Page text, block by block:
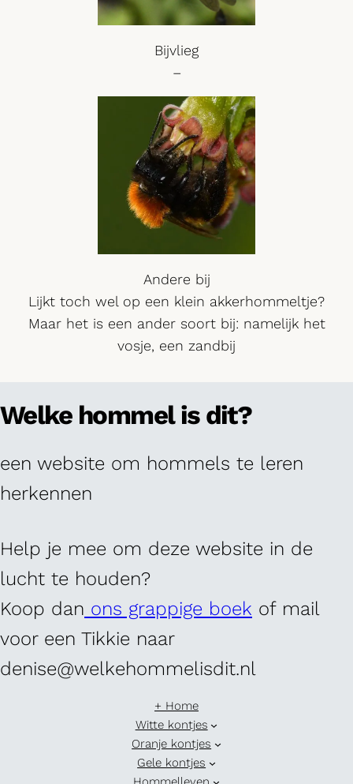
Bijvlieg
–
Andere bij
Lijkt toch wel op een klein akkerhommeltje?
Maar het is een ander soort bij: namelijk het
vosje, een zandbij
Welke hommel is dit?
een website om hommels te leren
herkennen
Help je mee om deze website in de
lucht te houden?
Koop dan ons grappige boek of mail
voor een Tikkie naar
denise@welkehommelisdit.nl
+ Home
Witte kontjes
Oranje kontjes
Gele kontjes